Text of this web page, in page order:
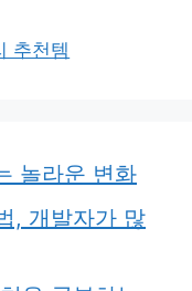
추천템
놀라운 변화
, 개발자가 많